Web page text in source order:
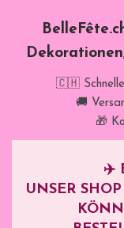
🇨🇭 Schnelle
🚚
🎁
✈️
UNSER